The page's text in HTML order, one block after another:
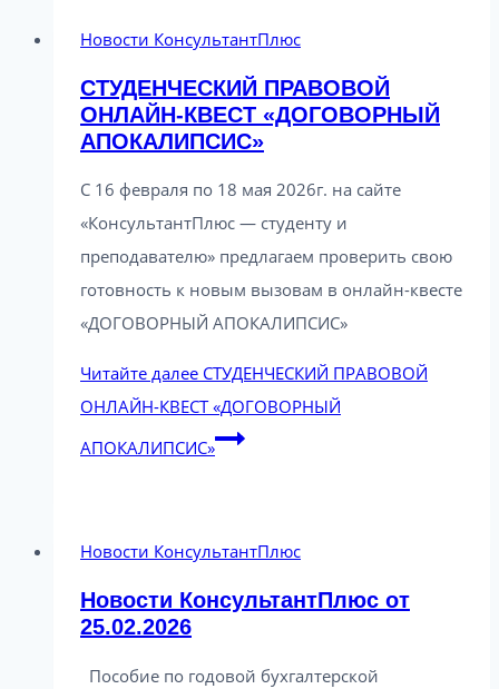
Новости КонсультантПлюс
СТУДЕНЧЕСКИЙ ПРАВОВОЙ
ОНЛАЙН-КВЕСТ «ДОГОВОРНЫЙ
АПОКАЛИПСИС»
С 16 февраля по 18 мая 2026г. на сайте
«КонсультантПлюс — студенту и
преподавателю» предлагаем проверить свою
готовность к новым вызовам в онлайн-квесте
«ДОГОВОРНЫЙ АПОКАЛИПСИС»
Читайте далее СТУДЕНЧЕСКИЙ ПРАВОВОЙ
ОНЛАЙН-КВЕСТ «ДОГОВОРНЫЙ
АПОКАЛИПСИС»
Новости КонсультантПлюс
Новости КонсультантПлюс от
25.02.2026
Пособие по годовой бухгалтерской